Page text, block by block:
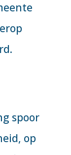
spoor
op